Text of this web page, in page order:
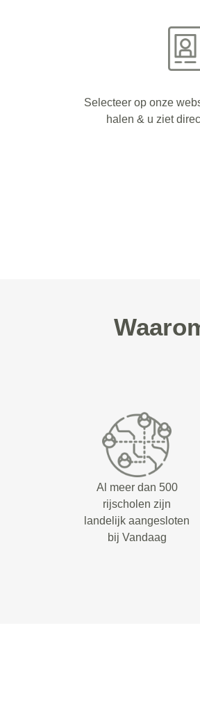
Selecteer op onze
halen & u ziet
Al meer dan 500
rijscholen zijn
landelijk aangesloten
bij Vandaag